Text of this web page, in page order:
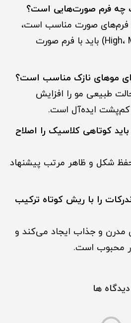
فرم‌های صورت مناسب است،
اما نوع فید (High، Mid، Low) باید با فرم صورت
طبیعی مو را افزایش
کم‌پشت ایده‌آل است.
کوتاهی کلاسیک را اصلاح
برای حفظ شکل و ظاهر مرتب پیشنهاد
را با ریش کوتاه ترکیب
مدرن و جذاب ایجاد می‌کند و
محبوب است.
دیدگاه ها